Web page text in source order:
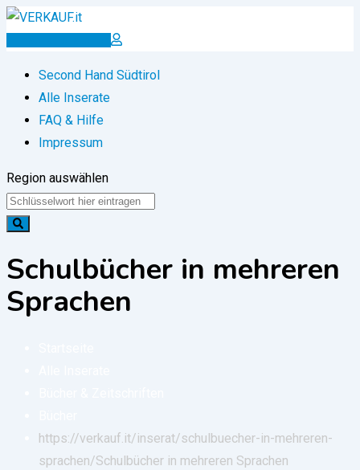
Zum
Inserat erstellen
Second Hand Südtirol
Alle Inserate
FAQ & Hilfe
Impressum
Region auswählen
Schulbücher in mehreren
Sprachen
https://verkauf.it/inserat/schulbuecher-in-mehreren-
sprachen/Schulbücher in mehreren Sprachen